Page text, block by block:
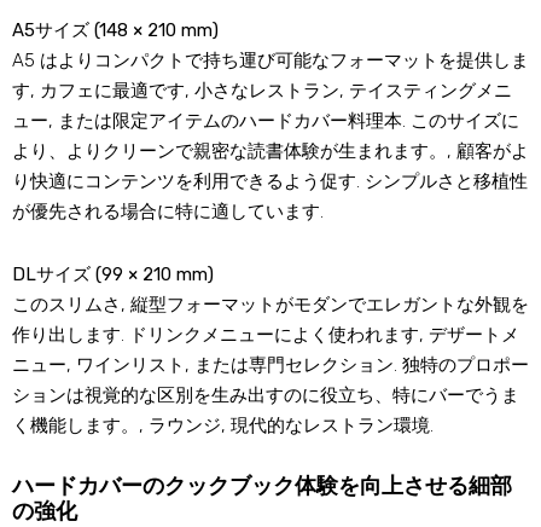
A5サイズ (148 × 210 mm)
A5 はよりコンパクトで持ち運び可能なフォーマットを提供しま
す, カフェに最適です, 小さなレストラン, テイスティングメニ
ュー, または限定アイテムのハードカバー料理本. このサイズに
より、よりクリーンで親密な読書体験が生まれます。, 顧客がよ
り快適にコンテンツを利用できるよう促す. シンプルさと移植性
が優先される場合に特に適しています.
DLサイズ (99 × 210 mm)
このスリムさ, 縦型フォーマットがモダンでエレガントな外観を
作り出します. ドリンクメニューによく使われます, デザートメ
ニュー, ワインリスト, または専門セレクション. 独特のプロポー
ションは視覚的な区別を生み出すのに役立ち、特にバーでうま
く機能します。, ラウンジ, 現代的なレストラン環境.
ハードカバーのクックブック体験を向上させる細部
の強化